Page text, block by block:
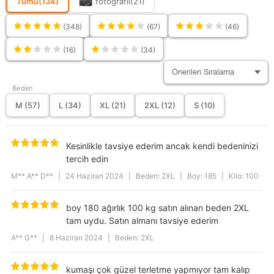
Ortam
Günlük
Sürdürülebilirlik
Detayı
Hayır
Deri Kalitesi
Parça Mevcut Değil
Astar Durumu
Astarsız
Kemer/Kuşak
Durumu
Kemersiz
Cep Sayısı
2
Model
Düz
Kapama Şekli
Bağcıklı
Dokuma
Kalınlık
İnce
(348) (67) (46)
(16) (34)
Beden
M (57) L (34) XL (21) 2XL (12) S (10)
Kesinlikle tavsiye ederim ancak kendi bedeninizi
tercih edin
M** A** D** 24 Haziran 2024 Beden: 2XL Boy: 185 Kilo: 100
boy 180 ağırlık 100 kg satın alınan beden 2XL
tam uydu. Satın almanı tavsiye ederim
A** G** 8 Haziran 2024 Beden: 2XL
kumaşı çok güzel terletme yapmıyor tam kalıp